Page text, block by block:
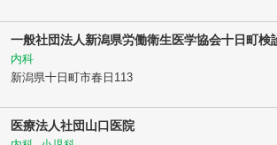
一般社団法人新潟県労働衛生医学協会十日町検
内科
新潟県十日町市春日113
医療法人社団山口医院